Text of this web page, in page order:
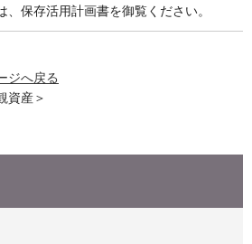
保存活用計画書を御覧ください。
ジへ戻る
資産＞